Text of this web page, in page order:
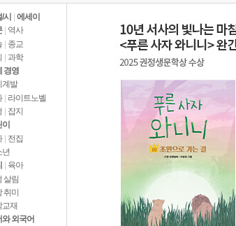
시
에세이
역사
| 종교
| 과학
경영
계발
| 라이트노벨
잡지
| 전집
년
육아
살림
취미
교재
와 외국어